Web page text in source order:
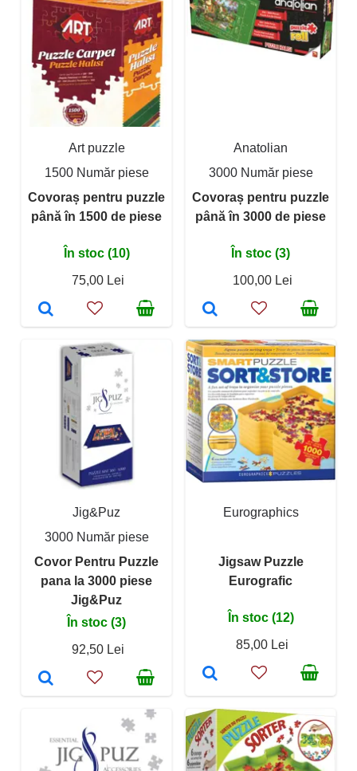
Art puzzle
1500 Număr piese
Covoraș pentru puzzle
până în 1500 de piese
În stoc (10)
75,00 Lei
Anatolian
3000 Număr piese
Covoraș pentru puzzle
până în 3000 de piese
În stoc (3)
100,00 Lei
Jig&Puz
3000 Număr piese
Covor Pentru Puzzle
pana la 3000 piese
Jig&Puz
În stoc (3)
92,50 Lei
Eurographics
Jigsaw Puzzle
Eurografic
În stoc (12)
85,00 Lei